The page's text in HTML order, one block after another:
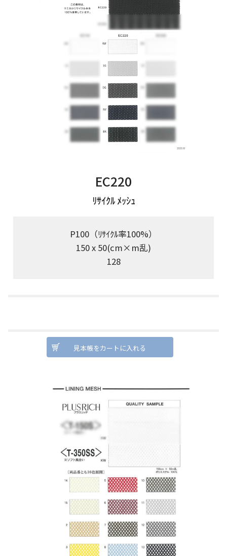
EC220
ﾘｻｲｸﾙ ﾒｯｼｭ
P100（ﾘｻｲｸﾙ率100%）
150 x 50(cm×m乱)
128
見本帳をカートに入れる